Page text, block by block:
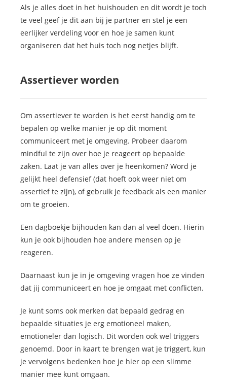
Als je alles doet in het huishouden en dit wordt je toch
te veel geef je dit aan bij je partner en stel je een
eerlijker verdeling voor en hoe je samen kunt
organiseren dat het huis toch nog netjes blijft.
Assertiever worden
Om assertiever te worden is het eerst handig om te
bepalen op welke manier je op dit moment
communiceert met je omgeving. Probeer daarom
mindful te zijn over hoe je reageert op bepaalde
zaken. Laat je van alles over je heenkomen? Word je
gelijkt heel defensief (dat hoeft ook weer niet om
assertief te zijn), of gebruik je feedback als een manier
om te groeien.
Een dagboekje bijhouden kan dan al veel doen. Hierin
kun je ook bijhouden hoe andere mensen op je
reageren.
Daarnaast kun je in je omgeving vragen hoe ze vinden
dat jij communiceert en hoe je omgaat met conflicten.
Je kunt soms ook merken dat bepaald gedrag en
bepaalde situaties je erg emotioneel maken,
emotioneler dan logisch. Dit worden ook wel triggers
genoemd. Door in kaart te brengen wat je triggert, kun
je vervolgens bedenken hoe je hier op een slimme
manier mee kunt omgaan.